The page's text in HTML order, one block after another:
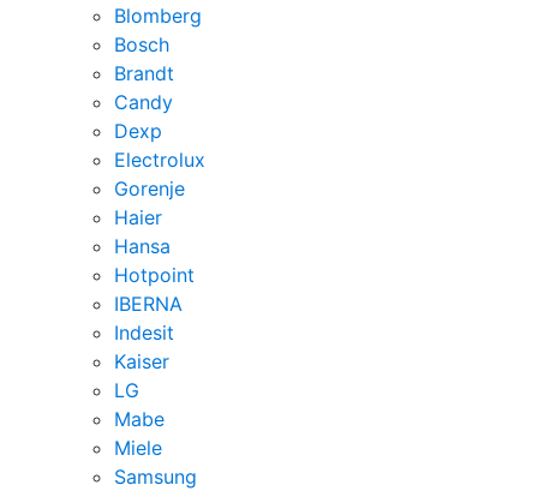
Blomberg
Bosch
Brandt
Candy
Dexp
Electrolux
Gorenje
Haier
Hansa
Hotpoint
IBERNA
Indesit
Kaiser
LG
Mabe
Miele
Samsung